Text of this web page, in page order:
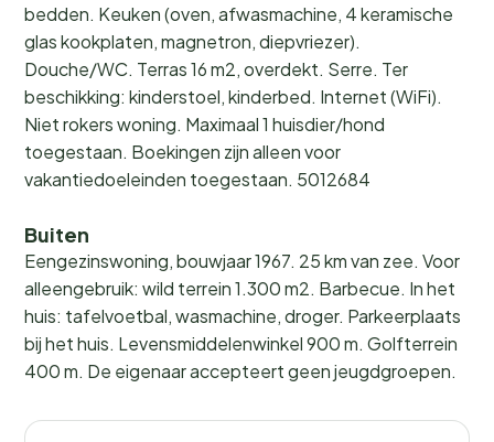
bedden. Keuken (oven, afwasmachine, 4 keramische
glas kookplaten, magnetron, diepvriezer).
Douche/WC. Terras 16 m2, overdekt. Serre. Ter
beschikking: kinderstoel, kinderbed. Internet (WiFi).
Niet rokers woning. Maximaal 1 huisdier/hond
toegestaan. Boekingen zijn alleen voor
vakantiedoeleinden toegestaan. 5012684
Buiten
Eengezinswoning, bouwjaar 1967. 25 km van zee. Voor
alleengebruik: wild terrein 1.300 m2. Barbecue. In het
huis: tafelvoetbal, wasmachine, droger. Parkeerplaats
bij het huis. Levensmiddelenwinkel 900 m. Golfterrein
400 m. De eigenaar accepteert geen jeugdgroepen.